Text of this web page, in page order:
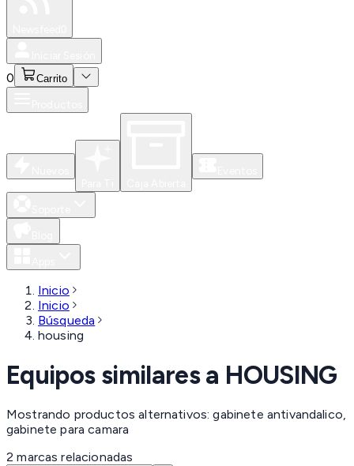
0 Carrito
Inicio
Inicio
Búsqueda
housing
Equipos similares a HOUSING
Mostrando productos alternativos: gabinete antivandalico,
gabinete para camara
2 marcas relacionadas